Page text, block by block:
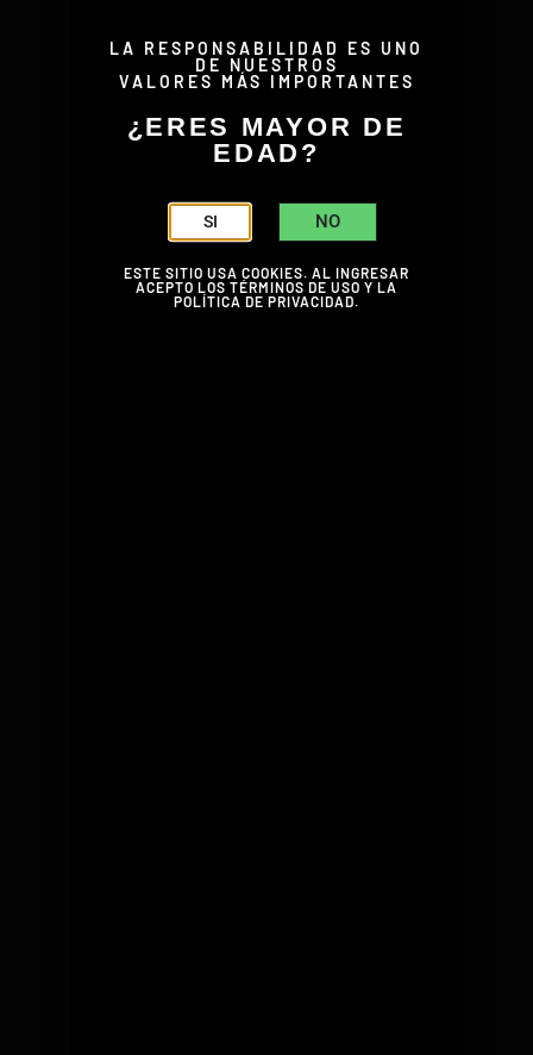
LA RESPONSABILIDAD ES UNO
DE NUESTROS
VALORES MÁS IMPORTANTES
¿ERES MAYOR DE
EDAD?
SI NO
ESTE SITIO USA COOKIES. AL INGRESAR
ACEPTO LOS TÉRMINOS DE USO Y LA
POLÍTICA DE PRIVACIDAD.